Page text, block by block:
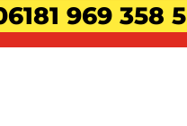
969 358 5